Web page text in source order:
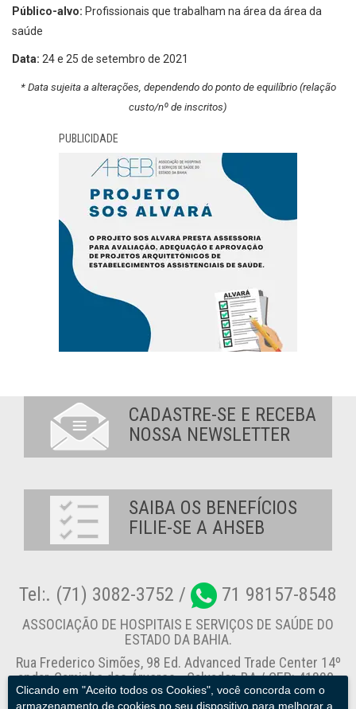
Público-alvo: Profissionais que trabalham na área da área da
saúde
Data: 24 e 25 de setembro de 2021
* Data sujeita a alterações, dependendo do ponto de equilíbrio (relação
custo/nº de inscritos)
PUBLICIDADE
Clicando em "Aceito todos os Cookies", você concorda com o
armazenamento de cookies no seu dispositivo para melhorar a
CADASTRE-SE E RECEBA
NOSSA NEWSLETTER
SAIBA OS BENEFÍCIOS
FILIE-SE A AHSEB
Tel:. (71) 3082-3752 / 71 98157-8548
ASSOCIAÇÃO DE HOSPITAIS E SERVIÇOS DE SAÚDE DO
ESTADO DA BAHIA.
Rua Frederico Simões, 98 Ed. Advanced Trade Center 14º
andar, Caminho das Árvores - Salvador-BA / CEP: 41820-
774